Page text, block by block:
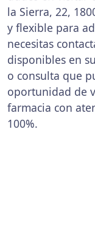
la Sierra, 22,
y flexible para
necesitas
disponibles en
o consulta que
oportunidad de
farmacia con
100%.